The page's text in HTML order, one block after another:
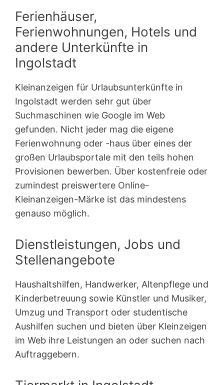
Ferienhäuser,
Ferienwohnungen, Hotels und
andere Unterkünfte in
Ingolstadt
Kleinanzeigen für Urlaubsunterkünfte in
Ingolstadt werden sehr gut über
Suchmaschinen wie Google im Web
gefunden. Nicht jeder mag die eigene
Ferienwohnung oder -haus über eines der
großen Urlaubsportale mit den teils hohen
Provisionen bewerben. Über kostenfreie oder
zumindest preiswertere Online-
Kleinanzeigen-Märke ist das mindestens
genauso möglich.
Dienstleistungen, Jobs und
Stellenangebote
Haushaltshilfen, Handwerker, Altenpflege und
Kinderbetreuung sowie Künstler und Musiker,
Umzug und Transport oder studentische
Aushilfen suchen und bieten über Kleinzeigen
im Web ihre Leistungen an oder suchen nach
Auftraggebern.